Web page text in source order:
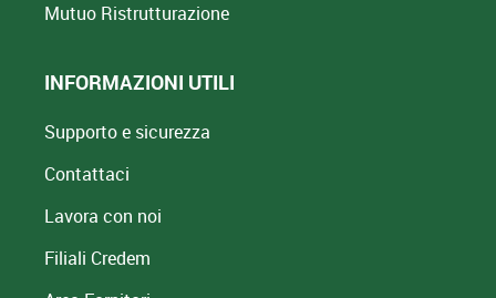
Mutuo Ristrutturazione
INFORMAZIONI UTILI
Supporto e sicurezza
Contattaci
Lavora con noi
Filiali Credem